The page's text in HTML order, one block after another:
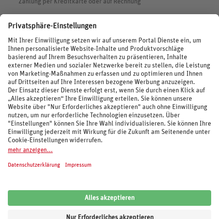
Zahlung per Kreditkarte oder auf Rechnung
BEWERTUNGEN
SOCIAL MEDIA
REISEVERANSTALTER UND MARKEN
© 2026 REWE Reisen
Impressum
AGB Cookie-Einstellungen
Datenschutz
Unsere Inhalte: Standards und Meldung